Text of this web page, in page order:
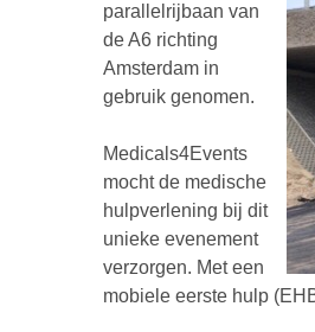
parallelrijbaan van
de A6 richting
Amsterdam in
gebruik genomen.
Medicals4Events
mocht de medische
hulpverlening bij dit
unieke evenement
verzorgen. Met een
mobiele eerste hulp